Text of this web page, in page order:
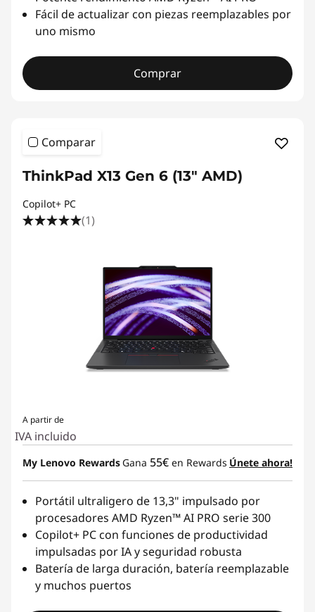
Fácil de actualizar con piezas reemplazables por
uno mismo
Comprar
Comparar
ThinkPad X13 Gen 6 (13" AMD)
Copilot+ PC
(1)
A partir de
IVA incluido
My Lenovo Rewards Gana 55€ en Rewards Únete ahora!
Portátil ultraligero de 13,3" impulsado por
procesadores AMD Ryzen™ AI PRO serie 300
Copilot+ PC con funciones de productividad
impulsadas por IA y seguridad robusta
Batería de larga duración, batería reemplazable
y muchos puertos